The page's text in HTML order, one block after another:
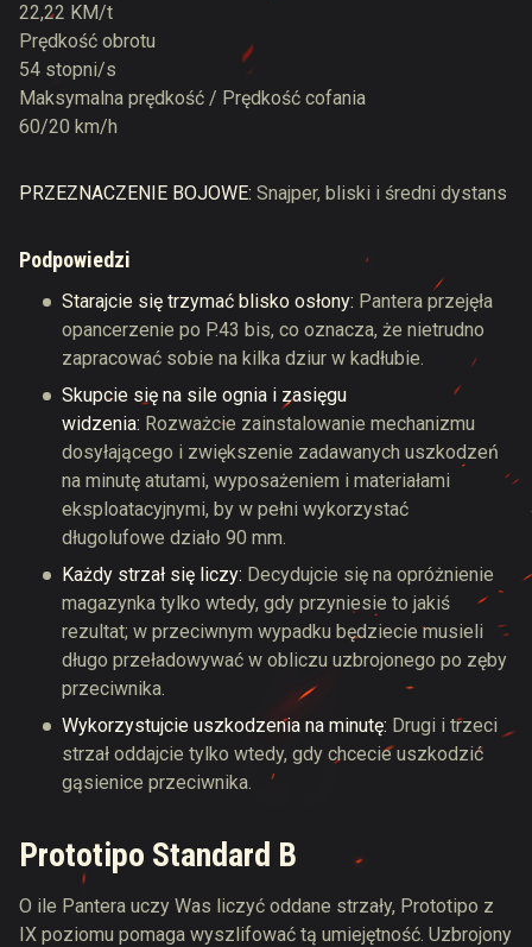
22,22 KM/t
Prędkość obrotu
54 stopni/s
Maksymalna prędkość / Prędkość cofania
60/20 km/h
PRZEZNACZENIE BOJOWE: Snajper, bliski i średni dystans
Podpowiedzi
Starajcie się trzymać blisko osłony: Pantera przejęła
opancerzenie po P.43 bis, co oznacza, że nietrudno
zapracować sobie na kilka dziur w kadłubie.
Skupcie się na sile ognia i zasięgu
widzenia: Rozważcie zainstalowanie mechanizmu
dosyłającego i zwiększenie zadawanych uszkodzeń
na minutę atutami, wyposażeniem i materiałami
eksploatacyjnymi, by w pełni wykorzystać
długolufowe działo 90 mm.
Każdy strzał się liczy: Decydujcie się na opróżnienie
magazynka tylko wtedy, gdy przyniesie to jakiś
rezultat; w przeciwnym wypadku będziecie musieli
długo przeładowywać w obliczu uzbrojonego po zęby
przeciwnika.
Wykorzystujcie uszkodzenia na minutę: Drugi i trzeci
strzał oddajcie tylko wtedy, gdy chcecie uszkodzić
gąsienice przeciwnika.
Prototipo Standard B
O ile Pantera uczy Was liczyć oddane strzały, Prototipo z
IX poziomu pomaga wyszlifować tą umiejętność. Uzbrojony